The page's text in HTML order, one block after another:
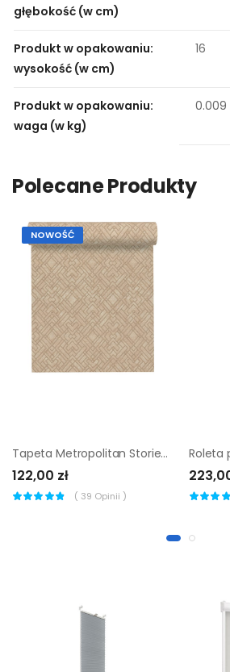
głębokość (w cm)
Produkt w opakowaniu:
wysokość (w cm)
16
Produkt w opakowaniu:
waga (w kg)
0.009
Polecane Produkty
NOWOŚĆ
Tapeta Metropolitan Stories 388283 winylowa na flizelinie
122,00 zł
( 39 Opinii )